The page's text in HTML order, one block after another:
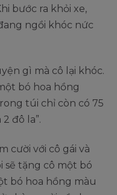
bước ra khỏi xe,
ngồi khóc nức
gì mà cô lại khóc.
bó hoa hồng
túi chỉ còn có 75
đô la”.
cười với cô gái và
sẽ tặng cô một bó
bó hoa hồng màu